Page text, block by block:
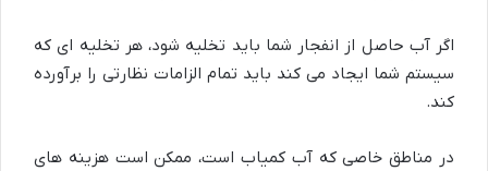
اگر آب حاصل از انفجار شما باید تخلیه شود، هر تخلیه ای که
سیستم شما ایجاد می کند باید تمام الزامات نظارتی را برآورده
کند.
در مناطق خاصی که آب کمیاب است، ممکن است هزینه های